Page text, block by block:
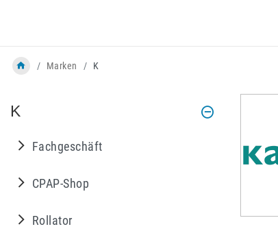
Marken K
K
Fachgeschäft
CPAP-Shop
Rollator